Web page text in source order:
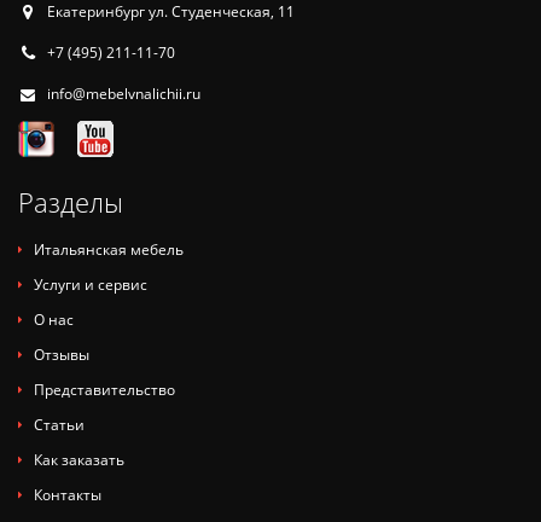
Екатеринбург ул. Студенческая, 11
+7 (495) 211-11-70
info@mebelvnalichii.ru
Разделы
Итальянская мебель
Услуги и сервис
О нас
Отзывы
Представительство
Статьи
Как заказать
Контакты